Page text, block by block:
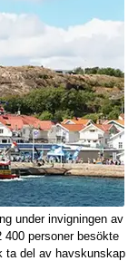
under invigningen av
personer besökte
ta del av havskunskap